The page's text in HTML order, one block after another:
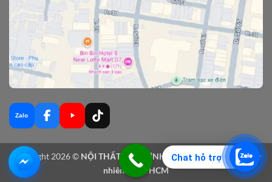
Zalo
Copyright 2026 © NỘI THẤT THÁI BÌNH - Sản xuất nội thất gỗ tự
nhiên tại TPHCM
Chat hỗ trợ